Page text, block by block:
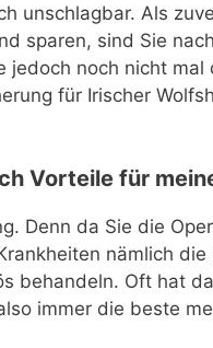
unschlagbar. Als
sparen, sind Sie
noch nicht
für Irischer
Vorteile für
Denn da Sie die
nämlich
behandeln. Oft hat
immer die beste